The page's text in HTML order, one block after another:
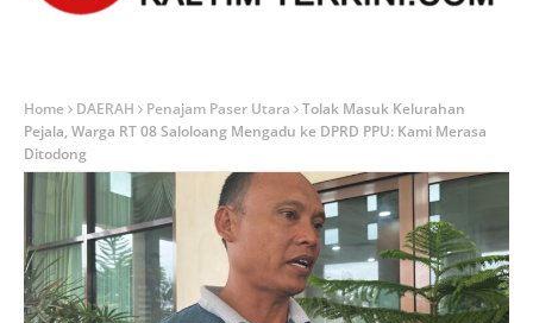
Home DAERAH Penajam Paser Utara
Tolak Masuk Kelurahan
Pejala, Warga RT 08 Saloloang Mengadu ke DPRD PPU: Kami Merasa
Ditodong